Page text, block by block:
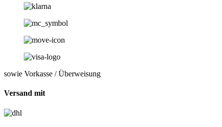
sowie Vorkasse / Überweisung
Versand mit